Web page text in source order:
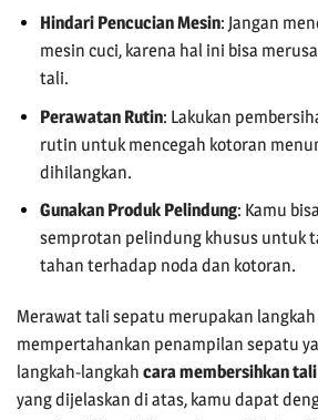
Hindari Pencucian Mesin: Jangan
mesin cuci, karena hal ini bisa
tali.
Perawatan Rutin: Lakukan
rutin untuk mencegah kotoran
dihilangkan.
Gunakan Produk Pelindung: Kamu
semprotan pelindung khusus untuk
tahan terhadap noda dan kotoran.
Merawat tali sepatu merupakan
mempertahankan penampilan sepatu
langkah-langkah cara membersihkan
yang dijelaskan di atas, kamu dapat